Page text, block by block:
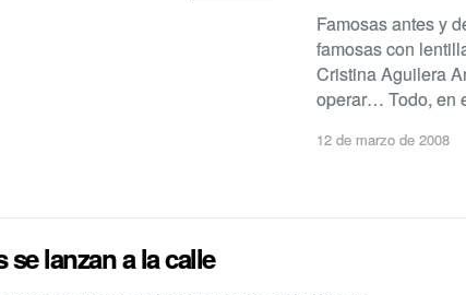
Famosas antes y
famosas con
Cristina Aguilera
operar… Todo, en
12 de marzo de 2008
se lanzan a la calle